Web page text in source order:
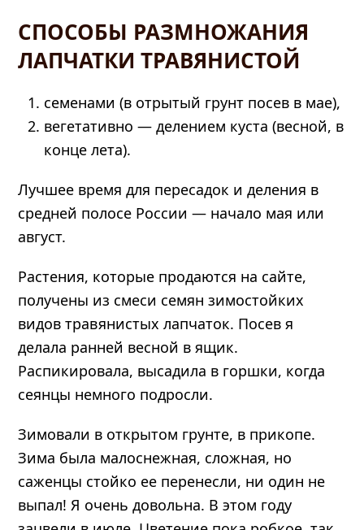
СПОСОБЫ РАЗМНОЖАНИЯ
ЛАПЧАТКИ ТРАВЯНИСТОЙ
семенами (в отрытый грунт посев в мае),
вегетативно — делением куста (весной, в
конце лета).
Лучшее время для пересадок и деления в
средней полосе России — начало мая или
август.
Растения, которые продаются на сайте,
получены из смеси семян зимостойких
видов травянистых лапчаток. Посев я
делала ранней весной в ящик.
Распикировала, высадила в горшки, когда
сеянцы немного подросли.
Зимовали в открытом грунте, в прикопе.
Зима была малоснежная, сложная, но
саженцы стойко ее перенесли, ни один не
выпал! Я очень довольна. В этом году